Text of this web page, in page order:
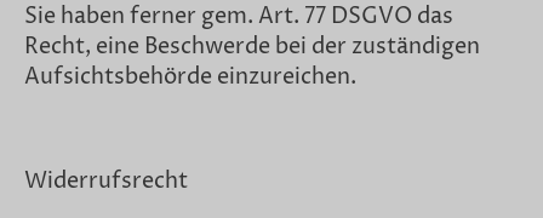
Sie haben ferner gem. Art. 77 DSGVO das
Recht, eine Beschwerde bei der zuständigen
Aufsichtsbehörde einzureichen.
Widerrufsrecht